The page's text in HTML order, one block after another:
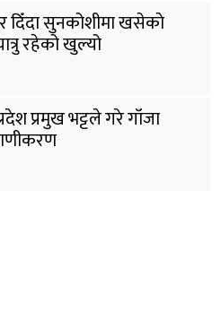
सुनकोशीमा खसेकाे
रहेको खुल्यो
प्रमुख भट्टले गरे गाँजा